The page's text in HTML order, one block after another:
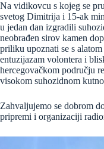
Na vidikovcu s kojeg se
svetog Dimitrija i 15-ak
u jedan dan izgradili
neobrađen sirov kamen
priliku upoznati se s
entuzijazam volontera i
hercegovačkom području
visokom suhozidnom
Zahvaljujemo se dobrom
pripremi i organizaciji